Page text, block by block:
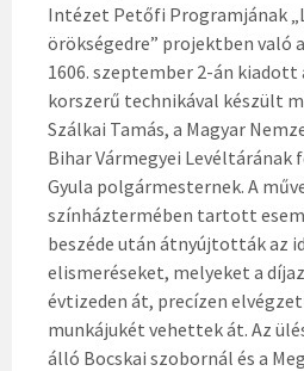
Intézet Petőfi Programjának
örökségedre” projektben való
1606. szeptember 2-án kiadott
korszerű technikával készült
Szálkai Tamás, a Magyar
Bihar Vármegyei Levéltárának
Gyula polgármesternek. A
színháztermében tartott
beszéde után átnyújtották az
elismeréseket, melyeket a
évtizeden át, precízen
munkájukét vehettek át. Az
álló Bocskai szobornál és a